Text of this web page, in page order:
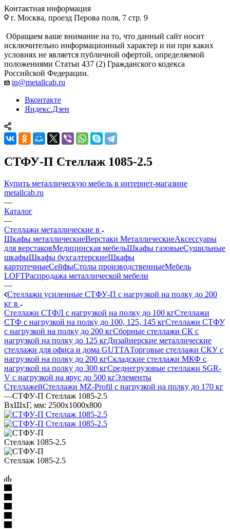
Контактная информация
г. Москва, проезд Перова поля, 7 стр. 9
Обращаем ваше внимание на то, что данный сайт носит
исключительно информационный характер и ни при каких
условиях не является публичной офертой, определяемой
положениями Статьи 437 (2) Гражданского кодекса
Российской Федерации.
in@metallcab.ru
Вконтакте
Яндекс.Дзен
СТФУ-П Стеллаж 1085-2.5
Купить металлическую мебель в интернет-магазине
metallcab.ru
—
Каталог
—
Стеллажи металлические в
Шкафы металлическиеВерстаки МеталлическиеАксессуары
для верстаковМедицинская мебельШкафы газовыеСушильные
шкафыШкафы бухгалтерскиеШкафы
картотечныеСейфыСтолы производственныеМебель
LOFTРаспродажа металлической мебели
—
Стеллажи усиленные СТФУ-П с нагрузкой на полку до 200
кг в
Стеллажи СТФЛ с нагрузкой на полку до 100 кгСтеллажи
СТФ с нагрузкой на полку до 100, 125, 145 кгСтеллажи СТФУ
с нагрузкой на полку до 200 кгСборные стеллажи СК с
нагрузкой на полку до 125 кгДизайнерские металлические
стеллажи для офиса и дома GUTTAТорговые стеллажи СКУ с
нагрузкой на полку до 200 кгСкладские стеллажи МКФ с
нагрузкой на полку до 300 кгСреднегрузовые стеллажи SGR-
V с нагрузкой на ярус до 500 кгЭлементы
СтеллажейСтеллажи MZ-Profil с нагрузкой на полку до 170 кг
—СТФУ-П Стеллаж 1085-2.5
ВхШхГ, мм: 2500x1000x800